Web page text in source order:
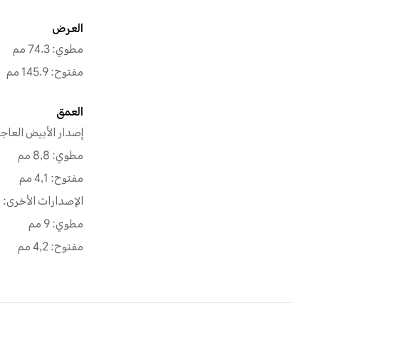
العرض
مطوي: 74.3 مم
مفتوح: 145.9 مم
العمق
إصدار الأبيض
مطوي: 8,8 مم
مفتوح: 4,1 مم
الإصدارات الأخرى:
مطوي: 9 مم
مفتوح: 4,2 مم